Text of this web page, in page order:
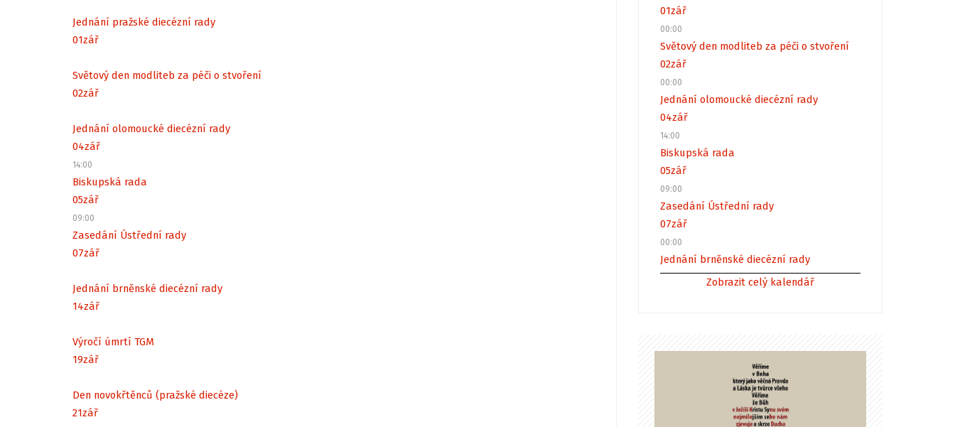
Jednání pražské diecézní rady
01zář
Světový den modliteb za péči o stvoření
02zář
Jednání olomoucké diecézní rady
04zář
14:00
Biskupská rada
05zář
09:00
Zasedání Ústřední rady
07zář
Jednání brněnské diecézní rady
14zář
Výročí úmrtí TGM
19zář
Den novokřtěnců (pražské diecéze)
21zář
01zář
00:00
Světový den modliteb za péči o stvoření
02zář
00:00
Jednání olomoucké diecézní rady
04zář
14:00
Biskupská rada
05zář
09:00
Zasedání Ústřední rady
07zář
00:00
Jednání brněnské diecézní rady
Zobrazit celý kalendář